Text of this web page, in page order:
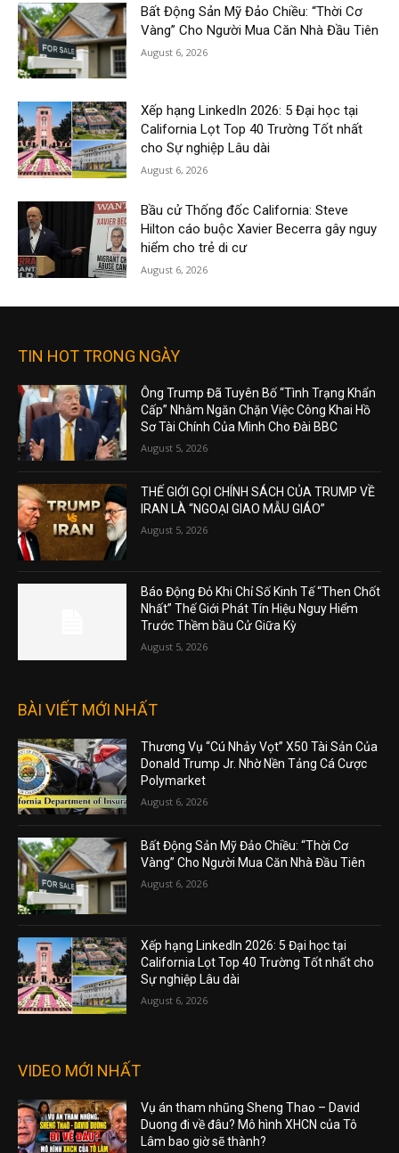
Bất Động Sản Mỹ Đảo Chiều: “Thời Cơ
Vàng” Cho Người Mua Căn Nhà Đầu Tiên
August 6, 2026
Xếp hạng LinkedIn 2026: 5 Đại học tại
California Lọt Top 40 Trường Tốt nhất
cho Sự nghiệp Lâu dài
August 6, 2026
Bầu cử Thống đốc California: Steve
Hilton cáo buộc Xavier Becerra gây nguy
hiểm cho trẻ di cư
August 6, 2026
TIN HOT TRONG NGÀY
Ông Trump Đã Tuyên Bố “Tình Trạng Khẩn
Cấp” Nhằm Ngăn Chặn Việc Công Khai Hồ
Sơ Tài Chính Của Mình Cho Đài BBC
August 5, 2026
THẾ GIỚI GỌI CHÍNH SÁCH CỦA TRUMP VỀ
IRAN LÀ “NGOẠI GIAO MẪU GIÁO”
August 5, 2026
Báo Động Đỏ Khi Chỉ Số Kinh Tế “Then Chốt
Nhất” Thế Giới Phát Tín Hiệu Nguy Hiểm
Trước Thềm bầu Cử Giữa Kỳ
August 5, 2026
BÀI VIẾT MỚI NHẤT
Thương Vụ “Cú Nhảy Vọt” X50 Tài Sản Của
Donald Trump Jr. Nhờ Nền Tảng Cá Cược
Polymarket
August 6, 2026
Bất Động Sản Mỹ Đảo Chiều: “Thời Cơ
Vàng” Cho Người Mua Căn Nhà Đầu Tiên
August 6, 2026
Xếp hạng LinkedIn 2026: 5 Đại học tại
California Lọt Top 40 Trường Tốt nhất cho
Sự nghiệp Lâu dài
August 6, 2026
VIDEO MỚI NHẤT
Vụ án tham nhũng Sheng Thao – David
Duong đi về đâu? Mô hình XHCN của Tô
Lâm bao giờ sẽ thành?